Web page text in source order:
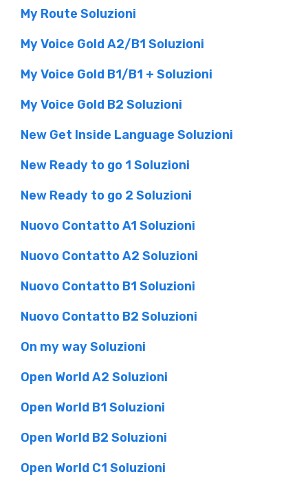
My Route Soluzioni
My Voice Gold A2/B1 Soluzioni
My Voice Gold B1/B1 + Soluzioni
My Voice Gold B2 Soluzioni
New Get Inside Language Soluzioni
New Ready to go 1 Soluzioni
New Ready to go 2 Soluzioni
Nuovo Contatto A1 Soluzioni
Nuovo Contatto A2 Soluzioni
Nuovo Contatto B1 Soluzioni
Nuovo Contatto B2 Soluzioni
On my way Soluzioni
Open World A2 Soluzioni
Open World B1 Soluzioni
Open World B2 Soluzioni
Open World C1 Soluzioni